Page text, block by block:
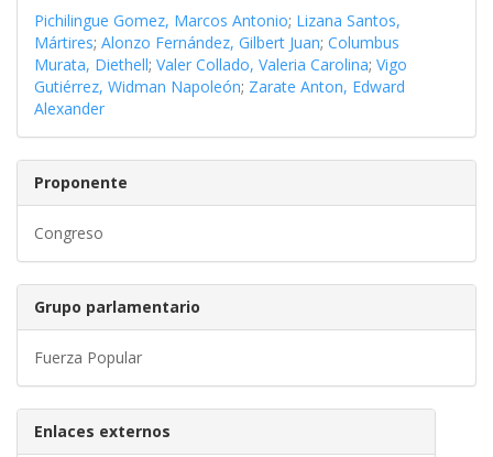
Pichilingue Gomez, Marcos Antonio; Lizana Santos,
Mártires; Alonzo Fernández, Gilbert Juan; Columbus
Murata, Diethell; Valer Collado, Valeria Carolina; Vigo
Gutiérrez, Widman Napoleón; Zarate Anton, Edward
Alexander
Proponente
Congreso
Grupo parlamentario
Fuerza Popular
Enlaces externos